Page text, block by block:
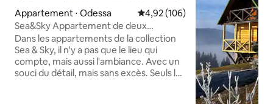
Appartement ⋅ Odessa Évaluation moyenne sur la
4,92 (106)
Sea&Sky Appartement de deux
chambres
Dans les appartements de la collection
Sea & Sky, il n'y a pas que le lieu qui
compte, mais aussi l'ambiance. Avec un
souci du détail, mais sans excès. Seuls la